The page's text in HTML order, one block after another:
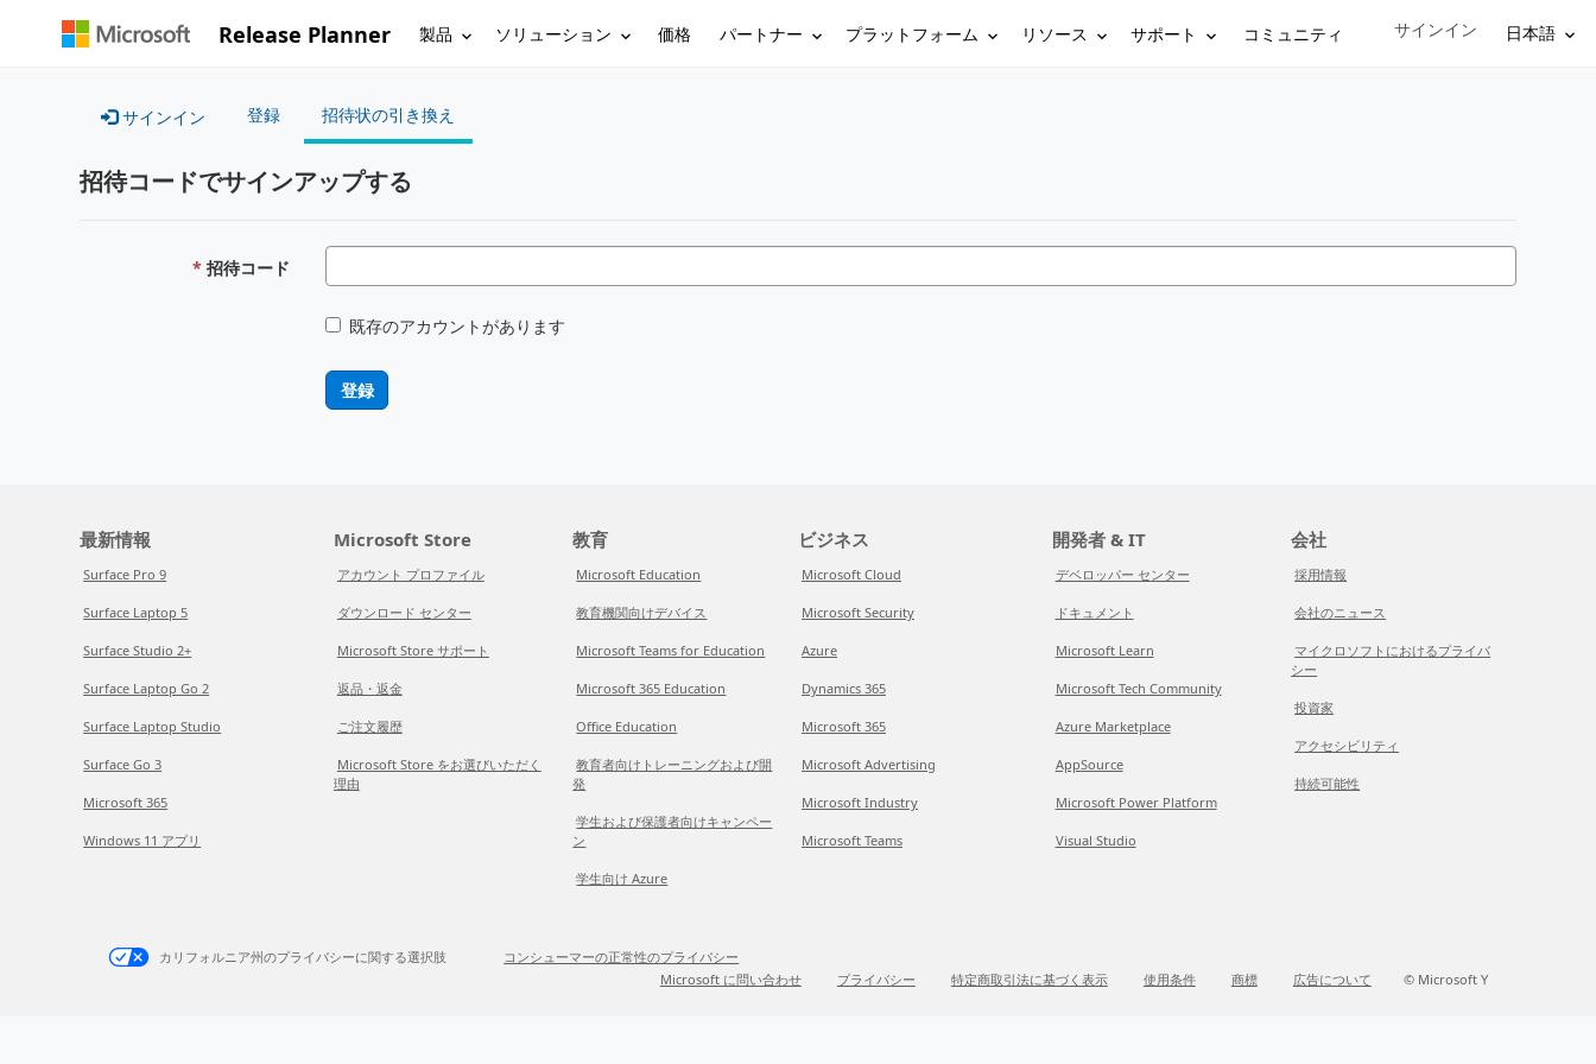
Release Planner 製品 ソリューション 価格 パートナー プラットフォーム リソース サポート コミュニティ Sign in to your account
サインイン 日本語
サインイン 登録 招待状の引き換え
招待コードでサインアップする
招待コード
既存のアカウントがあります
登録
最新情報
Surface Pro 9
Surface Laptop 5
Surface Studio 2+
Surface Laptop Go 2
Surface Laptop Studio
Surface Go 3
Microsoft 365
Windows 11 アプリ
Microsoft Store
アカウント プロファイル
ダウンロード センター
Microsoft Store サポート
返品・返金
ご注文履歴
Microsoft Store をお選びいただく
理由
教育
Microsoft Education
教育機関向けデバイス
Microsoft Teams for Education
Microsoft 365 Education
Office Education
教育者向けトレーニングおよび開
発
学生および保護者向けキャンペー
ン
学生向け Azure
ビジネス
Microsoft Cloud
Microsoft Security
Azure
Dynamics 365
Microsoft 365
Microsoft Advertising
Microsoft Industry
Microsoft Teams
開発者 & IT
デベロッパー センター
ドキュメント
Microsoft Learn
Microsoft Tech Community
Azure Marketplace
AppSource
Microsoft Power Platform
Visual Studio
会社
採用情報
会社のニュース
マイクロソフトにおけるプライバ
シー
投資家
アクセシビリティ
持続可能性
カリフォルニア州のプライバシーに関する選択肢
コンシューマーの正常性のプライバシー
Microsoft に問い合わせ
プライバシー 特定商取引法に基づく表示 使用条件 商標 広告について © Microsoft Y